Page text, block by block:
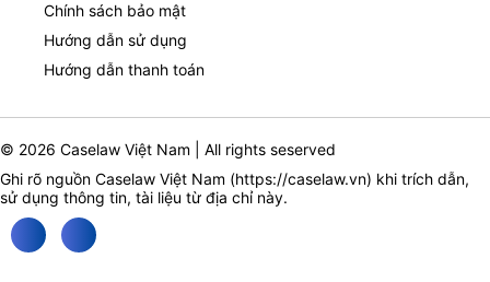
Chính sách bảo mật
Hướng dẫn sử dụng
Hướng dẫn thanh toán
© 2026 Caselaw Việt Nam | All rights seserved
Ghi rõ nguồn Caselaw Việt Nam (https://caselaw.vn) khi trích dẫn,
sử dụng thông tin, tài liệu từ địa chỉ này.